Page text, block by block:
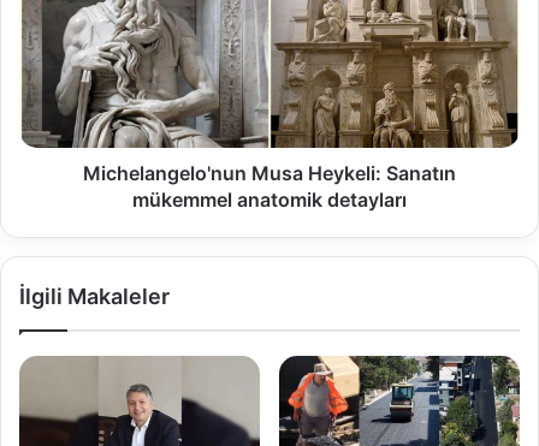
Michelangelo'nun Musa Heykeli: Sanatın
mükemmel anatomik detayları
İlgili Makaleler